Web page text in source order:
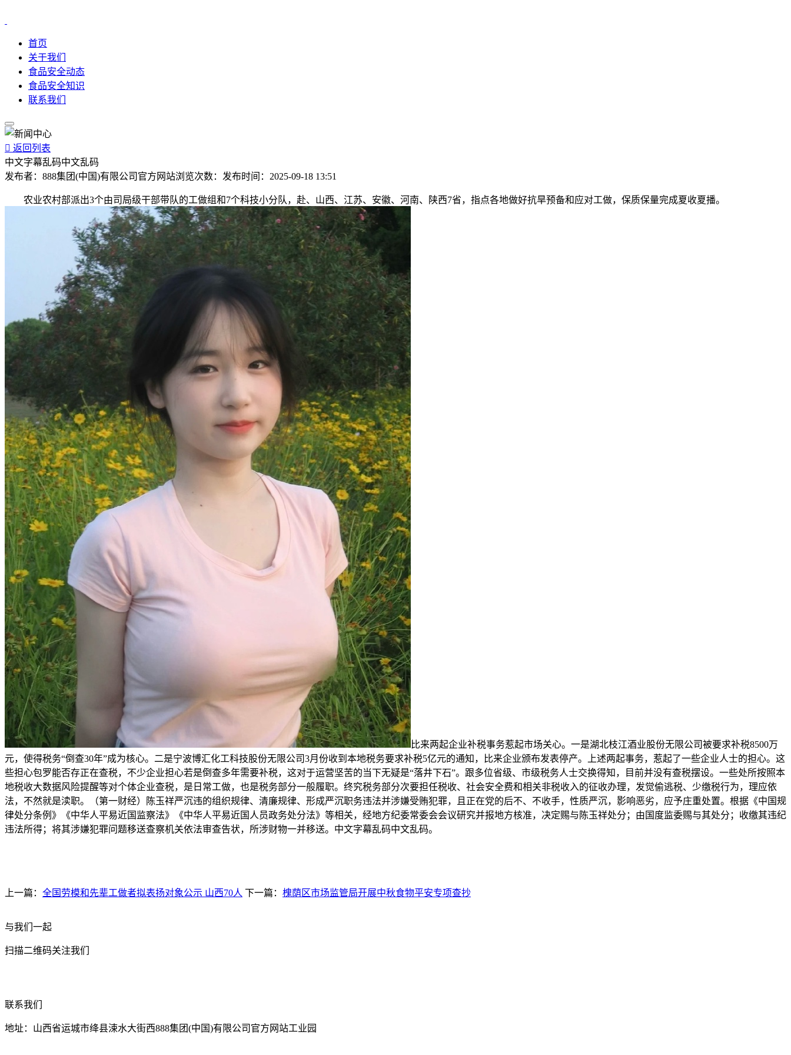
首页
关于我们
食品安全动态
食品安全知识
联系我们
 返回列表
中文字幕乱码中文乱码
发布者： 888集团(中国)有限公司官方网站浏览次数： 发布时间： 2025-09-18 13:51
农业农村部派出3个由司局级干部带队的工做组和7个科技小分队，赴、山西、江苏、安徽、河南、陕西7省，指点各地做好抗旱预备和应对工做，保质保量完成夏收夏播。
比来两起企业补税事务惹起市场关心。一是湖北枝江酒业股份无限公司被要求补税8500万
元，使得税务“倒查30年”成为核心。二是宁波博汇化工科技股份无限公司3月份收到本地税务要求补税5亿元的通知，比来企业颁布发表停产。上述两起事务，惹起了一些企业人士的担心。这
些担心包罗能否存正在查税，不少企业担心若是倒查多年需要补税，这对于运营坚苦的当下无疑是“落井下石”。跟多位省级、市级税务人士交换得知，目前并没有查税摆设。一些处所按照本
地税收大数据风险提醒等对个体企业查税，是日常工做，也是税务部分一般履职。终究税务部分次要担任税收、社会安全费和相关非税收入的征收办理，发觉偷逃税、少缴税行为，理应依
法，不然就是渎职。（第一财经）陈玉祥严沉违的组织规律、清廉规律、形成严沉职务违法并涉嫌受贿犯罪，且正在党的后不、不收手，性质严沉，影响恶劣，应予庄重处置。根据《中国规
律处分条例》《中华人平易近国监察法》《中华人平易近国人员政务处分法》等相关，经地方纪委常委会会议研究并报地方核准，决定赐与陈玉祥处分；由国度监委赐与其处分；收缴其违纪
违法所得；将其涉嫌犯罪问题移送查察机关依法审查告状，所涉财物一并移送。中文字幕乱码中文乱码。
上一篇： 全国劳模和先辈工做者拟表扬对象公示 山西70人 下一篇： 槐荫区市场监管局开展中秋食物平安专项查抄
与我们一起
扫描二维码关注我们
联系我们
地址：山西省运城市绛县涑水大街西888集团(中国)有限公司官方网站工业园